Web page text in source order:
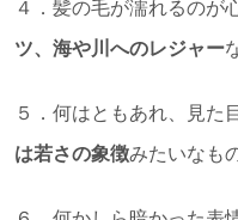
４．髪の毛が濡れるのが
ツ、海や川へのレジャー
５．何はともあれ、見た
は若さの象徴みたいなも